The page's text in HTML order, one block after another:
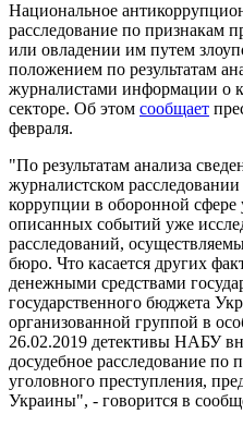
Национальное
расследование по признакам
или овладении им путем
положением по результатам
журналистами информации о
секторе. Об этом сообщает
февраля.
"По результатам анализа
журналистском
коррупции в оборонной сфере
описанных событий уже
расследований,
бюро. Что касается других
денежными средствами
государственного бюджета
организованной группой в
26.02.2019 детективы НАБУ
досудебное расследование по
уголовного преступления,
Украины", - говорится в